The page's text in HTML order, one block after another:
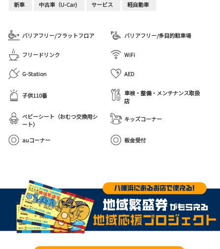
新車 中古車（U-Car) サービス 軽自動車
バリアフリー/フラットフロア バリアフリー/多目的駐車場
フリードリンク WiFi
G-Station AED
子供110番
車検・整備・メンテナンス取扱
店
ベビーシート（おむつ交換用シ
ート）
キッズコーナー
auコーナー 板金受付